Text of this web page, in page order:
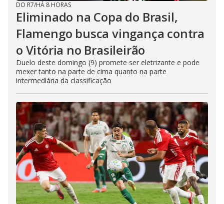
DO R7/HÁ 8 HORAS
Eliminado na Copa do Brasil,
Flamengo busca vingança contra
o Vitória no Brasileirão
Duelo deste domingo (9) promete ser eletrizante e pode
mexer tanto na parte de cima quanto na parte
intermediária da classificação